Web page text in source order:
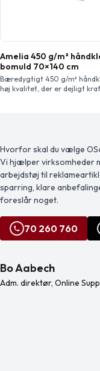
Amelia 450 g/m²
bomuld 70×140 cm
Bæredygtigt 450 g/m²
høj kvalitet, der er dejligt
processer under miljøvenlige
socialt ansvarlige
uden skadelige kemikalier
syntetiske materialer. Findes
flotte farver til at […]
Hvorfor skal du vælge
Vi hjælper virksomheder
arbejdstøj til
sparring, klare
foreslår noget.
70 260 760
Bo Aabech
Adm. direktør, Online